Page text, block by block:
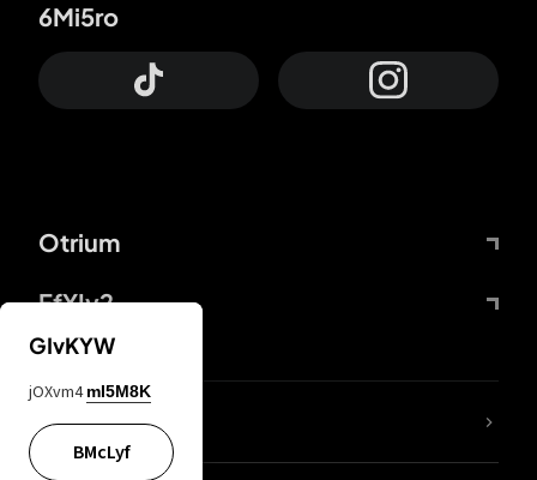
Otrium
FfYIy2
6Mi5ro
KIjvtr
GIvKYW
jOXvm4 mI5M8K
BMcLyf